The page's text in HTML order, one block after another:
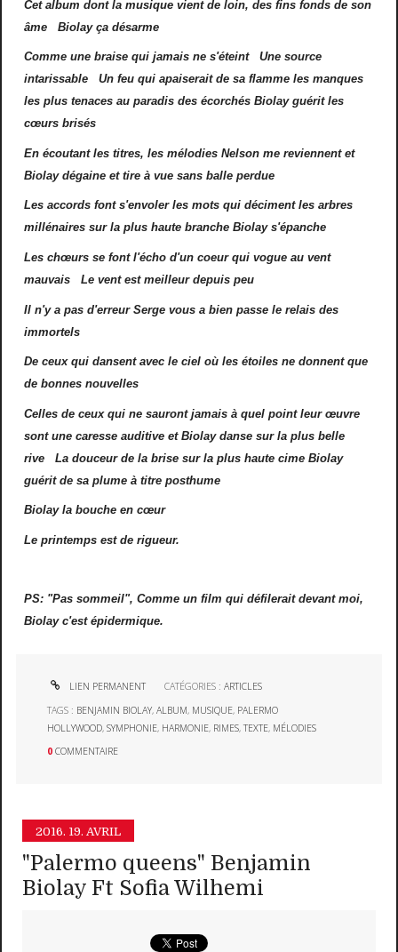
Cet album dont la musique vient de loin, des fins fonds de son
âme Biolay ça désarme
Comme une braise qui jamais ne s'éteint Une source
intarissable Un feu qui apaiserait de sa flamme les manques
les plus tenaces au paradis des écorchés Biolay guérit les
cœurs brisés
En écoutant les titres, les mélodies Nelson me reviennent et
Biolay dégaine et tire à vue sans balle perdue
Les accords font s'envoler les mots qui déciment les arbres
millénaires sur la plus haute branche Biolay s'épanche
Les chœurs se font l'écho d'un coeur qui vogue au vent
mauvais Le vent est meilleur depuis peu
Il n'y a pas d'erreur Serge vous a bien passe le relais des
immortels
De ceux qui dansent avec le ciel où les étoiles ne donnent que
de bonnes nouvelles
Celles de ceux qui ne sauront jamais à quel point leur œuvre
sont une caresse auditive et Biolay danse sur la plus belle
rive La douceur de la brise sur la plus haute cime Biolay
guérit de sa plume à titre posthume
Biolay la bouche en cœur
Le printemps est de rigueur.
PS: "Pas sommeil", Comme un film qui défilerait devant moi,
Biolay c'est épidermique.
LIEN PERMANENT CATÉGORIES :ARTICLES
TAGS : BENJAMIN BIOLAY,ALBUM, MUSIQUE, PALERMO
HOLLYWOOD,SYMPHONIE, HARMONIE, RIMES,TEXTE, MÉLODIES
0 COMMENTAIRE
2016. 19. AVRIL
"Palermo queens" Benjamin
Biolay Ft Sofia Wilhemi